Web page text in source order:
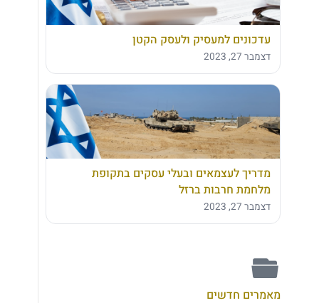
עדכונים למעסיק ולעסק הקטן
דצמבר 27, 2023
מדריך לעצמאים ובעלי עסקים בתקופת
מלחמת חרבות ברזל
דצמבר 27, 2023
מאמרים חדשים